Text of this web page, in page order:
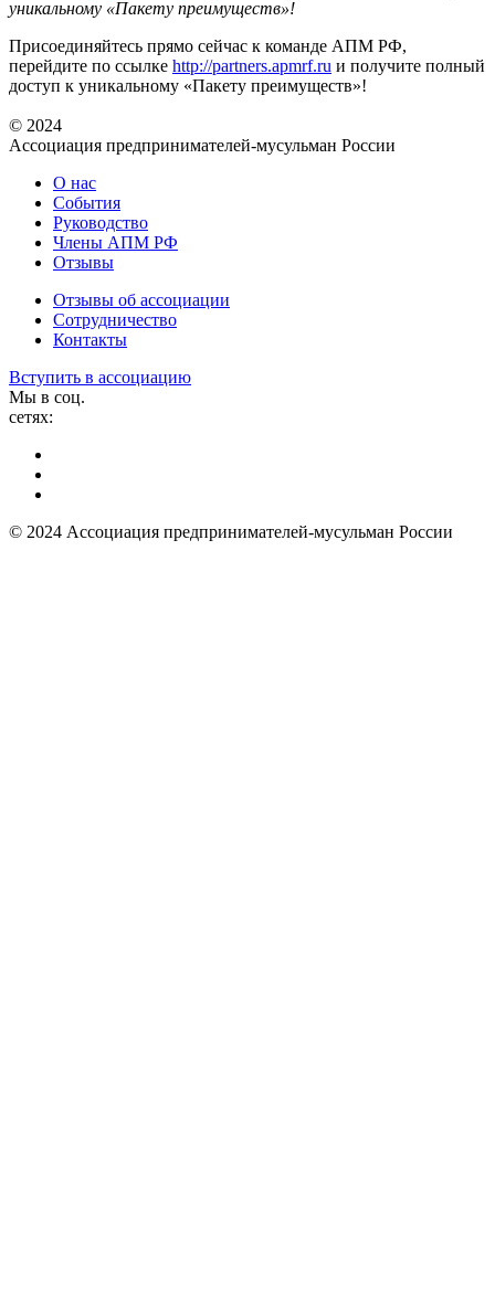
уникальному «Пакету преимуществ»!
Присоединяйтесь прямо сейчас к команде АПМ РФ,
перейдите по ссылке http://partners.apmrf.ru и получите полный
доступ к уникальному «Пакету преимуществ»!
© 2024
Ассоциация предпринимателей-мусульман России
О нас
События
Руководство
Члены АПМ РФ
Отзывы
Отзывы об ассоциации
Сотрудничество
Контакты
Вступить в ассоциацию
Мы в соц.
сетях:
© 2024 Ассоциация предпринимателей-мусульман России